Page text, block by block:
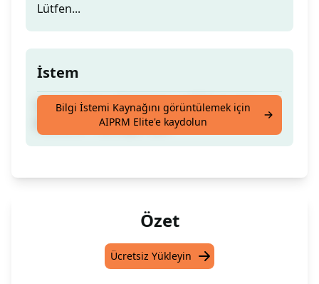
Lütfen...
İstem
Yardımcı Yazar, Benzersiz ve SEO Uyumlu
Makaleler Yazmaya Hazır
Bilgi İstemi Kaynağını görüntülemek için
AIPRM Elite'e kaydolun
Özet
Ücretsiz Yükleyin